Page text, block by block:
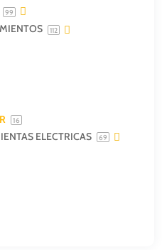
99
112
16
ELECTRICAS 69